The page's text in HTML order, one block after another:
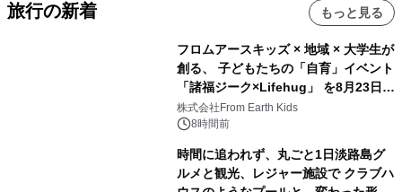
旅行の新着 もっと見る
フロムアースキッズ × 地域 × 大学生が
創る、 子どもたちの「自育」イベント
「諸福ジーク×Lifehug」 を8月23日
(日)開催
株式会社From Earth Kids
8時間前
時間に追われず、丸ごと1日淡路島グ
ルメと観光、レジャー施設で クラブハ